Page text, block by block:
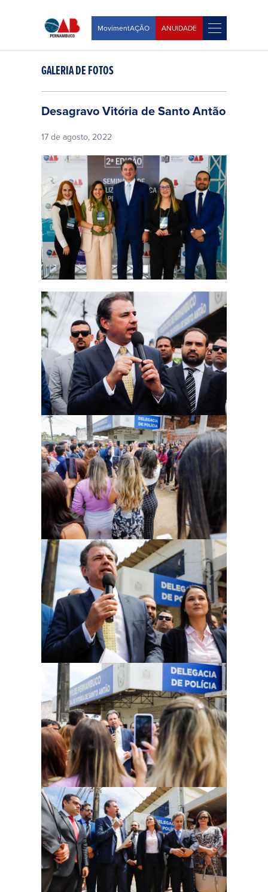
MovimentAÇÃO ANUIDADE
GALERIA DE FOTOS
Desagravo Vitória de Santo Antão
17 de agosto, 2022